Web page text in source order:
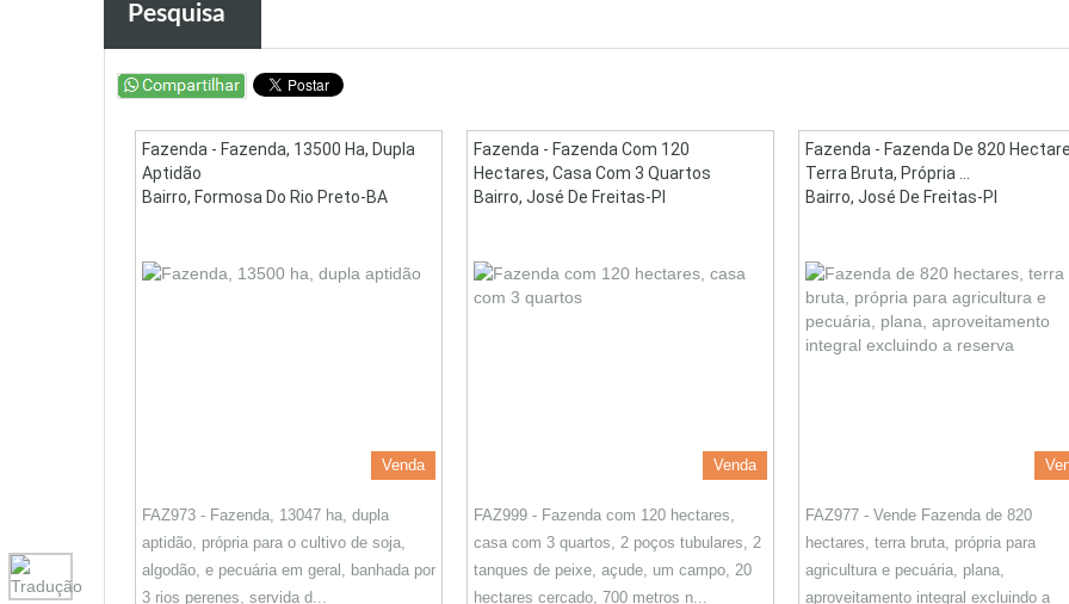
Pesquisa
Fazenda - Fazenda, 13500 Ha, Dupla
Aptidão
Bairro, Formosa Do Rio Preto-BA
Venda
FAZ973 - Fazenda, 13047 ha, dupla
aptidão, própria para o cultivo de soja,
algodão, e pecuária em geral, banhada por
3 rios perenes, servida d...
Fazenda - Fazenda Com 120
Hectares, Casa Com 3 Quartos
Bairro, José De Freitas-PI
Venda
FAZ999 - Fazenda com 120 hectares,
casa com 3 quartos, 2 poços tubulares, 2
tanques de peixe, açude, um campo, 20
hectares cercado, 700 metros n...
Fazenda - Fazenda De 820
Terra Bruta, Própria ...
Bairro, José De Freitas-PI
FAZ977 - Vende Fazenda de 820
hectares, terra bruta, própria para
agricultura e pecuária, plana,
aproveitamento integral excluindo a